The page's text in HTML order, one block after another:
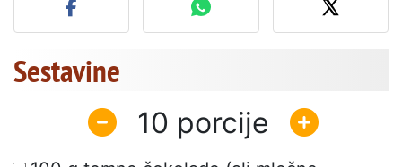
Sestavine
10